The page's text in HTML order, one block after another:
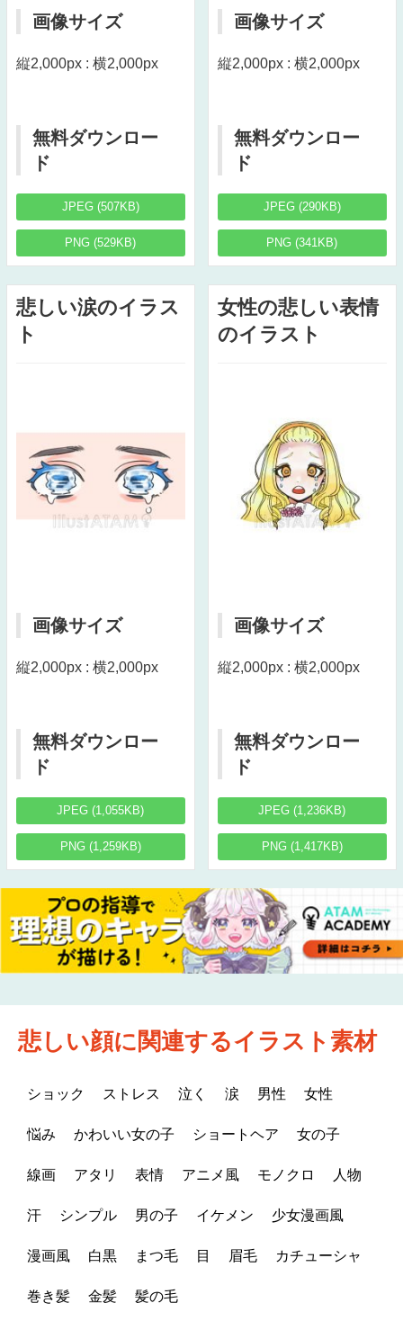
画像サイズ
縦2,000px : 横2,000px
無料ダウンロー
ド
JPEG (507KB)
PNG (529KB)
画像サイズ
縦2,000px : 横2,000px
無料ダウンロー
ド
JPEG (290KB)
PNG (341KB)
悲しい涙のイラス
ト
画像サイズ
縦2,000px : 横2,000px
無料ダウンロー
ド
JPEG (1,055KB)
PNG (1,259KB)
女性の悲しい表情
のイラスト
画像サイズ
縦2,000px : 横2,000px
無料ダウンロー
ド
JPEG (1,236KB)
PNG (1,417KB)
悲しい顔に関連するイラスト素材
ショック ストレス 泣く 涙 男性 女性
悩み かわいい女の子 ショートヘア 女の子
線画 アタリ 表情 アニメ風 モノクロ 人物
汗 シンプル 男の子 イケメン 少女漫画風
漫画風 白黒 まつ毛 目 眉毛 カチューシャ
巻き髪 金髪 髪の毛